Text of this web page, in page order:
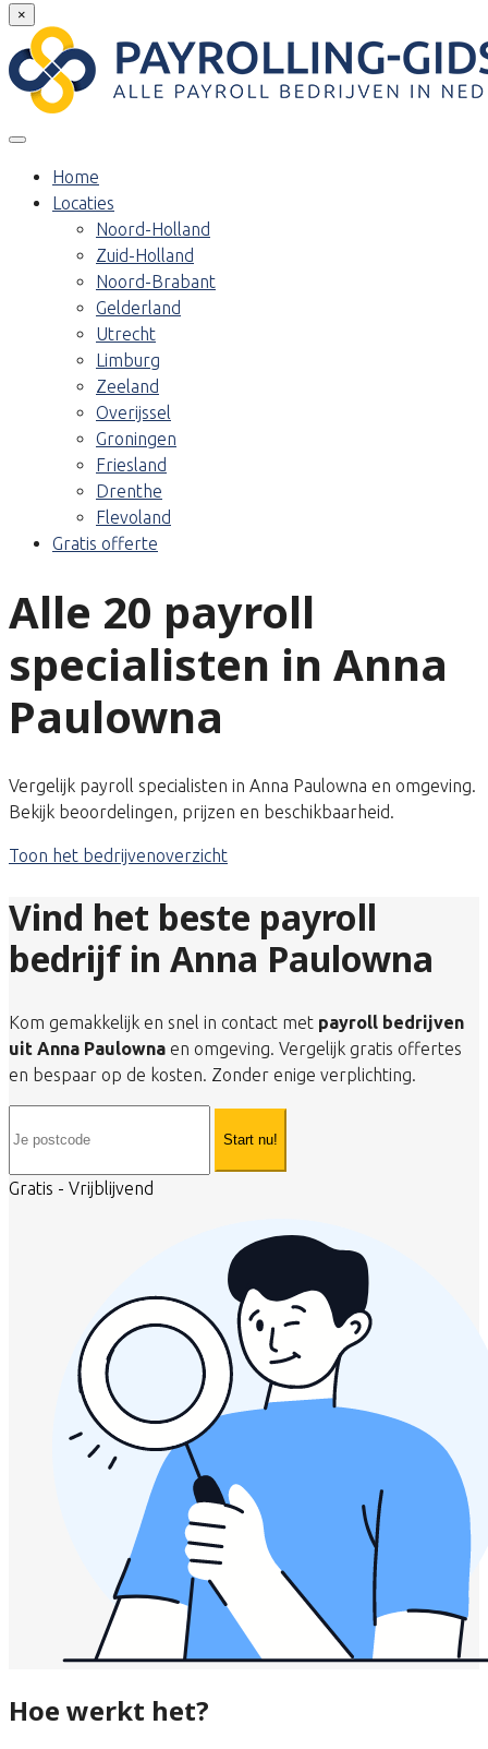
×
Home
Locaties
Noord-Holland
Zuid-Holland
Noord-Brabant
Gelderland
Utrecht
Limburg
Zeeland
Overijssel
Groningen
Friesland
Drenthe
Flevoland
Gratis offerte
Alle 20 payroll
specialisten in Anna
Paulowna
Vergelijk payroll specialisten in Anna Paulowna en omgeving.
Bekijk beoordelingen, prijzen en beschikbaarheid.
Toon het bedrijvenoverzicht
Vind het beste payroll
bedrijf in Anna Paulowna
Kom gemakkelijk en snel in contact met payroll bedrijven
uit Anna Paulowna en omgeving. Vergelijk gratis offertes
en bespaar op de kosten. Zonder enige verplichting.
Start nu!
Gratis - Vrijblijvend
Hoe werkt het?